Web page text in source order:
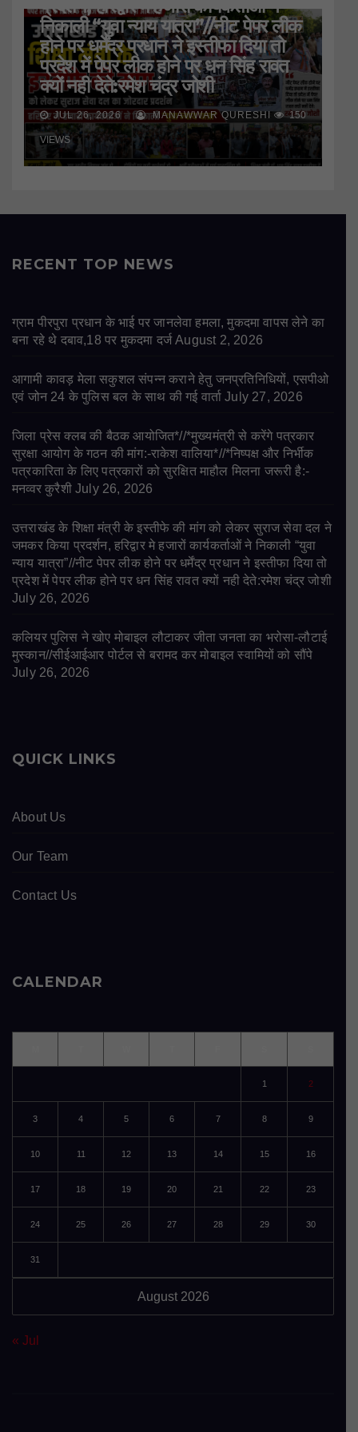
प्रदर्शन, हरिद्वार मे हजारों कार्यकर्ताओं ने
निकाली “युवा न्याय यात्रा”//नीट पेपर लीक
होने पर धर्मेंद्र प्रधान ने इस्तीफा दिया तो
प्रदेश में पेपर लीक होने पर धन सिंह रावत
क्यों नही देते:रमेश चंद्र जोशी
JUL 26, 2026 MANAWWAR QURESHI 150
VIEWS
RECENT TOP NEWS
ग्राम पीरपुरा प्रधान के भाई पर जानलेवा हमला, मुकदमा वापस लेने का
बना रहे थे दबाव,18 पर मुकदमा दर्ज August 2, 2026
आगामी कावड़ मेला सकुशल संपन्न कराने हेतु जनप्रतिनिधियों, एसपीओ
एवं जोन 24 के पुलिस बल के साथ की गई वार्ता July 27, 2026
जिला प्रेस क्लब की बैठक आयोजित*//*मुख्यमंत्री से करेंगे पत्रकार
सुरक्षा आयोग के गठन की मांग:-राकेश वालिया*//*निष्पक्ष और निर्भीक
पत्रकारिता के लिए पत्रकारों को सुरक्षित माहौल मिलना जरूरी है:-
मनव्वर कुरैशी July 26, 2026
उत्तराखंड के शिक्षा मंत्री के इस्तीफे की मांग को लेकर सुराज सेवा दल ने
जमकर किया प्रदर्शन, हरिद्वार मे हजारों कार्यकर्ताओं ने निकाली “युवा
न्याय यात्रा”//नीट पेपर लीक होने पर धर्मेंद्र प्रधान ने इस्तीफा दिया तो
प्रदेश में पेपर लीक होने पर धन सिंह रावत क्यों नही देते:रमेश चंद्र जोशी
July 26, 2026
कलियर पुलिस ने खोए मोबाइल लौटाकर जीता जनता का भरोसा-लौटाई
मुस्कान//सीईआईआर पोर्टल से बरामद कर मोबाइल स्वामियों को सौंपे
July 26, 2026
QUICK LINKS
About Us
Our Team
Contact Us
CALENDAR
August 2026
1 2
3 4 5 6 7 8 9
10 11 12 13 14 15 16
17 18 19 20 21 22 23
24 25 26 27 28 29 30
31
« Jul